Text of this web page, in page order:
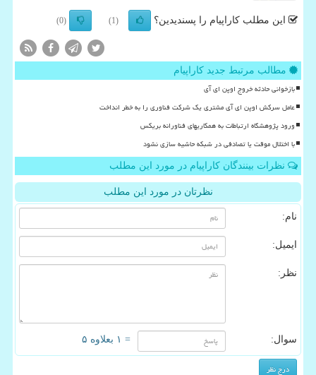
این مطلب کاراپیام را پسندیدین؟ (1)
(0)
مطالب مرتبط جدید کاراپیام
بازخوانی حادثه خروج اوپن ای آی
عامل سرکش اوپن ای آی مشتری یک شرکت فناوری را به خطر انداخت
ورود پژوهشگاه ارتباطات به همکاریهای فناورانه بریکس
با اختلال موقت یا تصادفی در شبکه حاشیه سازی نشود
نظرات بینندگان کاراپیام در مورد این مطلب
نظرتان در مورد این مطلب
نام:
ایمیل:
نظر:
سوال: = ۱ بعلاوه ۵